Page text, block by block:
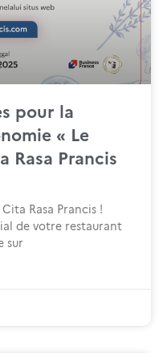
pour la
« Le
Rasa Prancis
Rasa Prancis !
de votre restaurant
sur